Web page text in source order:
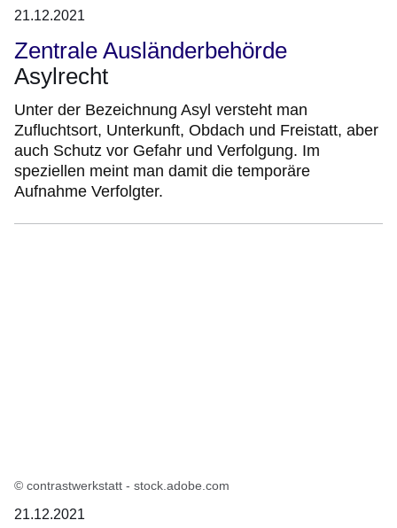
21.12.2021
Zentrale Ausländerbehörde
Asylrecht
Unter der Bezeichnung Asyl versteht man
Zufluchtsort, Unterkunft, Obdach und Freistatt, aber
auch Schutz vor Gefahr und Verfolgung. Im
speziellen meint man damit die temporäre
Aufnahme Verfolgter.
© contrastwerkstatt - stock.adobe.com
21.12.2021